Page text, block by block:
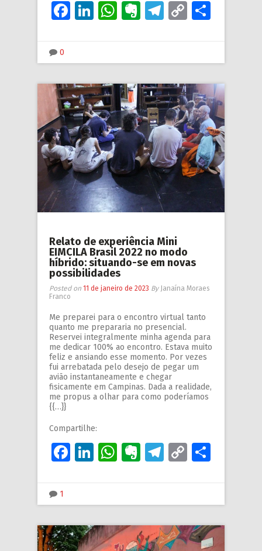
Facebook
LinkedIn
WhatsApp
Evernote
Telegram
Copy
0
Relato de experiência Mini
EIMCILA Brasil 2022 no modo
híbrido: situando-se em novas
possibilidades
Posted on 11 de janeiro de 2023 By Janaína Moraes
Franco
Me preparei para o encontro virtual tanto
quanto me prepararia no presencial.
Reservei integralmente minha agenda para
me dedicar 100% ao encontro. Estava muito
feliz e ansiando esse momento. Por vezes
fui arrebatada pelo desejo de pegar um
avião instantaneamente e chegar
fisicamente em Campinas. Dada a realidade,
me propus a olhar para como poderíamos
{{…}}
Compartilhe:
Facebook
LinkedIn
WhatsApp
Evernote
Telegram
Copy
1